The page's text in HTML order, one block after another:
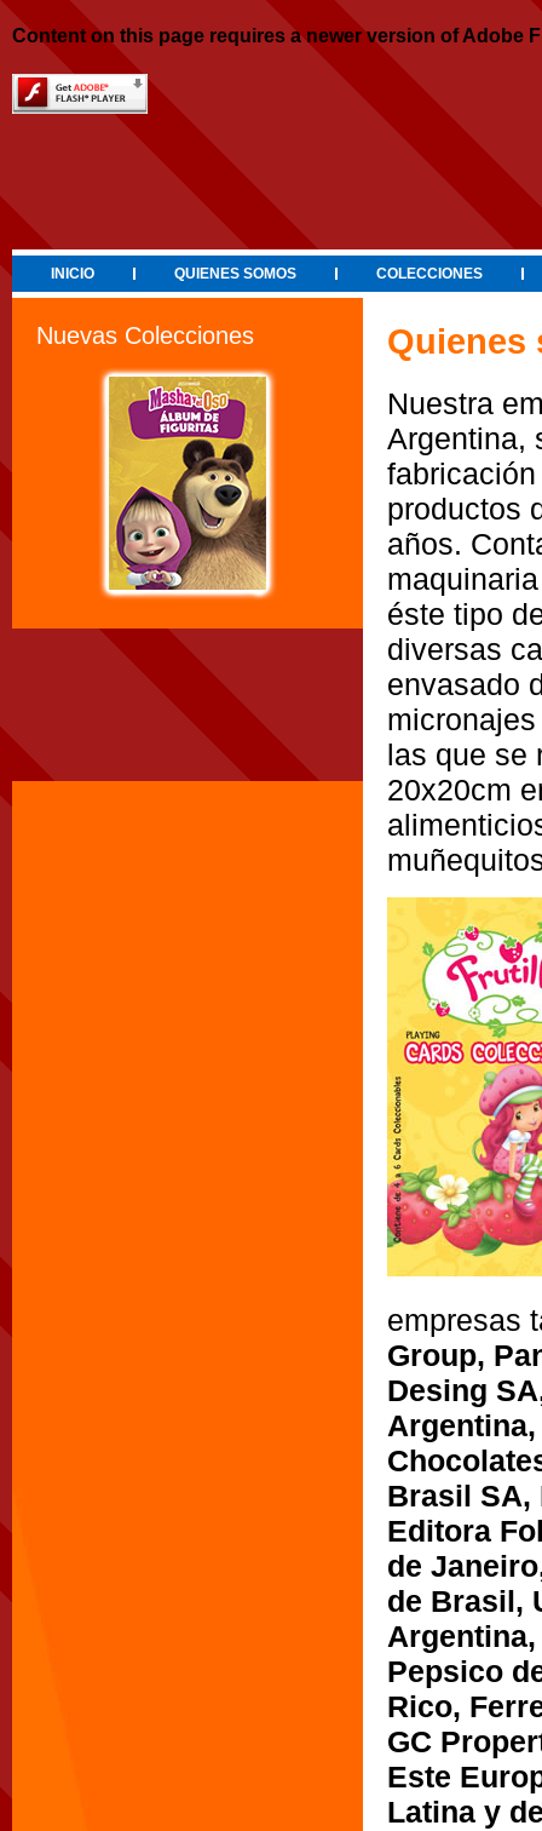
Content on this page requires a newer version of Adobe
INICIO QUIENES SOMOS COLECCIONES
Nuevas Colecciones Quienes
Nuestra
Argentina,
productos
años.
éste tipo
diversas
envasado
las que se
20x20cm
empresas
Group,
Desing
Brasil SA,
Editora
de
de Brasil,
Pepsico
Rico,
GC
Este
Latina y